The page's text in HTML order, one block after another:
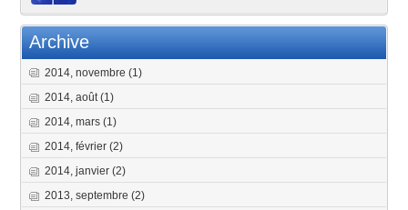
Archive
2014, novembre(1)
2014, août(1)
2014, mars(1)
2014, février(2)
2014, janvier(2)
2013, septembre(2)